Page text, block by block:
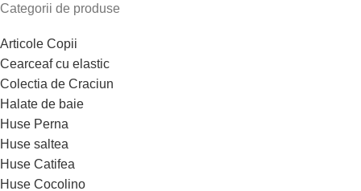
Categorii de produse
Articole Copii
Cearceaf cu elastic
Colectia de Craciun
Halate de baie
Huse Perna
Huse saltea
Huse Catifea
Huse Cocolino